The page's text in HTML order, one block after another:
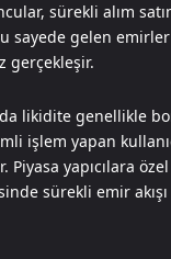
sürekli alım
sayede gelen emirler
gerçekleşir.
likidite genellikle
işlem yapan
Piyasa yapıcılara
sürekli emir